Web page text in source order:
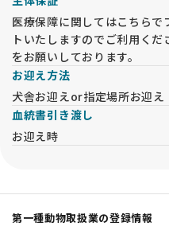
医療保障に関してはこちら
トいたしますのでご利用く
をお願いしております。
お迎え方法
犬舎お迎えor指定場所お迎え
血統書引き渡し
お迎え時
第一種動物取扱業の登録情報